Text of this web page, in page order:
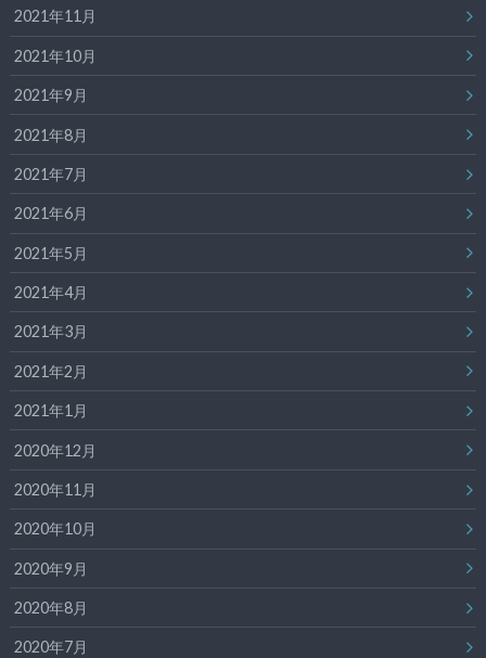
2021年11月
2021年10月
2021年9月
2021年8月
2021年7月
2021年6月
2021年5月
2021年4月
2021年3月
2021年2月
2021年1月
2020年12月
2020年11月
2020年10月
2020年9月
2020年8月
2020年7月